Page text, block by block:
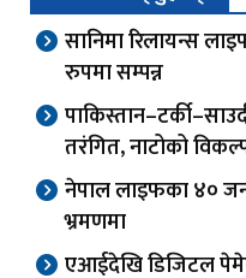
सानिमा रिलायन्स
रुपमा सम्पन्न
तरंगित, नाटोको
नेपाल लाइफका ४०
भ्रमणमा
एआईदेखि डिजिटल